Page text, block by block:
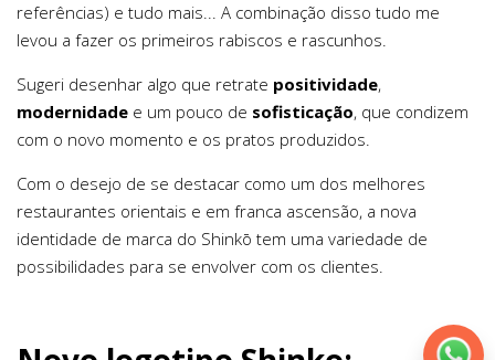
referências) e tudo mais... A combinação disso tudo me
levou a fazer os primeiros rabiscos e rascunhos.
Sugeri desenhar algo que retrate positividade,
modernidade e um pouco de sofisticação, que condizem
com o novo momento e os pratos produzidos.
Com o desejo de se destacar como um dos melhores
restaurantes orientais e em franca ascensão, a nova
identidade de marca do Shinkō tem uma variedade de
possibilidades para se envolver com os clientes.